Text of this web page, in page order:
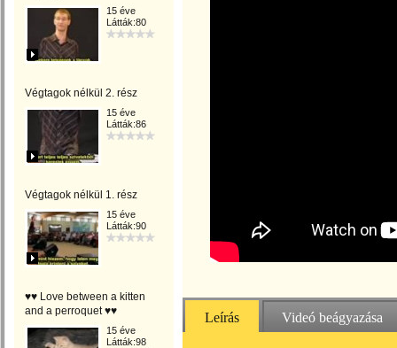
15 éve
Látták:80
Végtagok nélkül 2. rész
15 éve
Látták:86
Végtagok nélkül 1. rész
15 éve
Látták:90
♥♥ Love between a kitten
and a perroquet ♥♥
15 éve
Látták:98
Leírás Videó beágyazása